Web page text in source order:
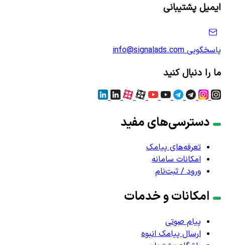
ایمیل پشتیبانی
پاسخگویی info@signalads.com
ما را دنبال کنید
دسترسی‌های مفید
تعرفه‌های پیامک
امکانات سامانه
ورود / ثبت‌نام
امکانات و خدمات
پیام صوتی
ارسال پیامک انبوه